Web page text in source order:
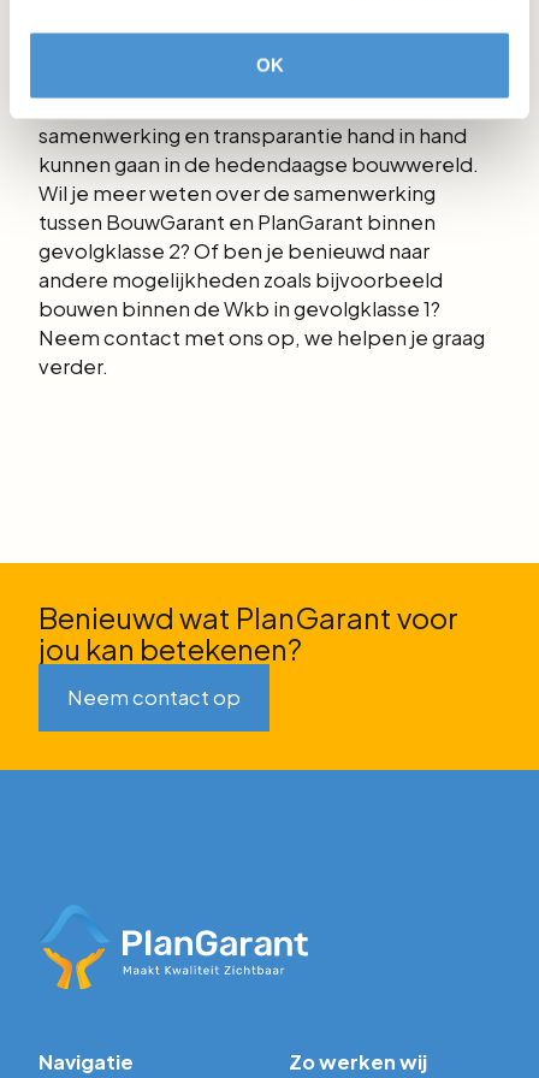
OK
bij opdrachtgevers en eindgebruikers. Deze
samenwerking laat zien hoe kwaliteit,
samenwerking en transparantie hand in hand
kunnen gaan in de hedendaagse bouwwereld.
Wil je meer weten over de samenwerking
tussen BouwGarant en PlanGarant binnen
gevolgklasse 2? Of ben je benieuwd naar
andere mogelijkheden zoals bijvoorbeeld
bouwen binnen de Wkb in gevolgklasse 1?
Neem contact met ons op, we helpen je graag
verder.
Benieuwd wat PlanGarant voor
jou kan betekenen?
Neem contact op
Navigatie
Zo werken wij